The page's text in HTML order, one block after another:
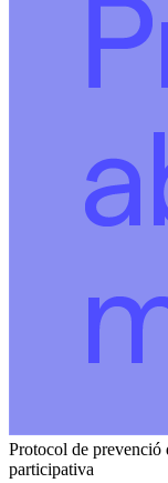
Protocol de prevenció
participativa